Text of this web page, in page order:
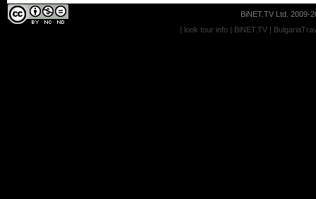
BiNET.TV Ltd. 2009-
| look tour info | BiNET.TV |